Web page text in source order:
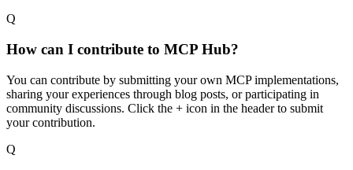
Q
How can I contribute to MCP Hub?
You can contribute by submitting your own MCP implementations,
sharing your experiences through blog posts, or participating in
community discussions. Click the + icon in the header to submit
your contribution.
Q